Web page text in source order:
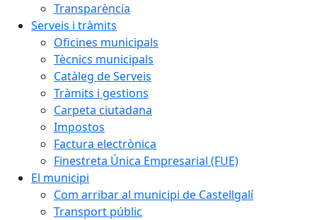
Transparència
Serveis i tràmits
Oficines municipals
Tècnics municipals
Catàleg de Serveis
Tràmits i gestions
Carpeta ciutadana
Impostos
Factura electrònica
Finestreta Única Empresarial (FUE)
El municipi
Com arribar al municipi de Castellgalí
Transport públic